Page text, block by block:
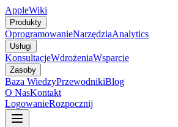
AppleWiki
Produkty
OprogramowanieNarzędziaAnalytics
Usługi
KonsultacjeWdrożeniaWsparcie
Zasoby
Baza WiedzyPrzewodnikiBlog
O NasKontakt
LogowanieRozpocznij